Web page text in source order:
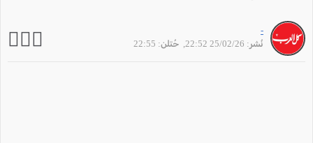
-
نُشر: 25/02/26 22:52
, حُتلن: 22:55